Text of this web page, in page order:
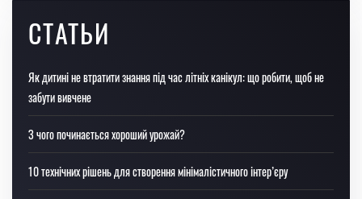
СТАТЬИ
Як дитині не втратити знання під час літніх канікул: що робити, щоб не
забути вивчене
З чого починається хороший урожай?
10 технічних рішень для створення мінімалістичного інтер’єру